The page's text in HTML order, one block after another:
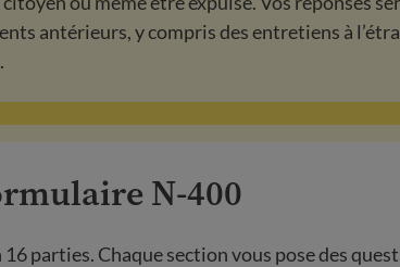
antérieurs, y compris des entretiens à
N-400
parties. Chaque section vous pose des